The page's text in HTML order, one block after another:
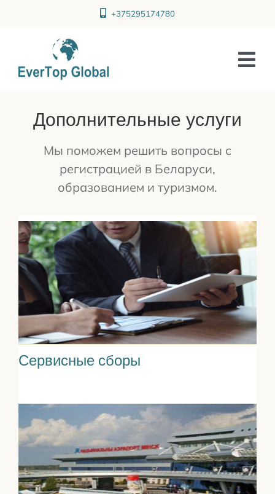
+375295174780
ГЛАВНАЯ
УСЛУГИ
Дополнительные услуги
Мы поможем решить вопросы с
регистрацией в Беларуси,
образованием и туризмом.
Сервисные сборы